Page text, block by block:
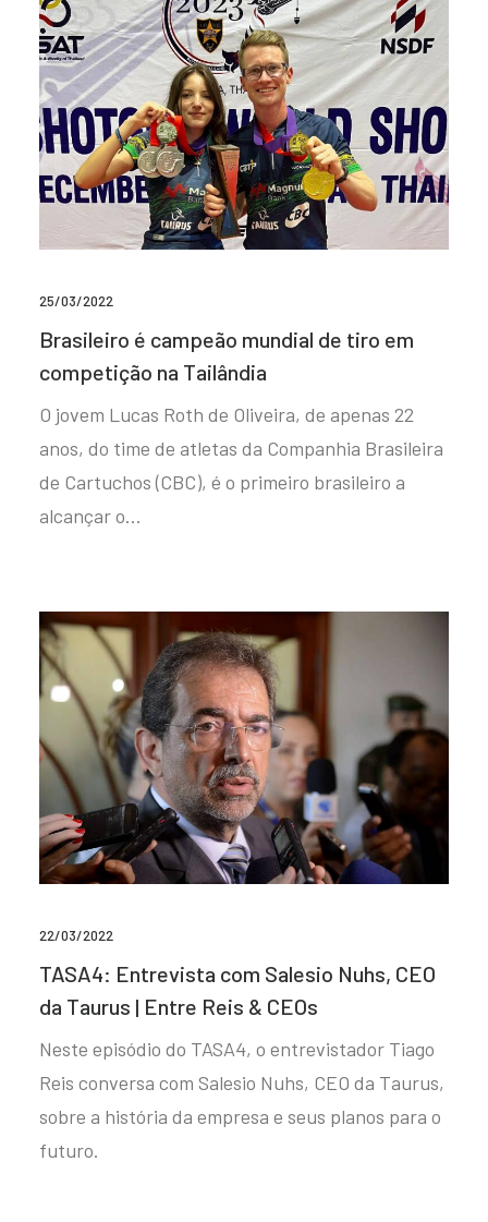
25/03/2022
Brasileiro é campeão mundial de tiro em
competição na Tailândia
O jovem Lucas Roth de Oliveira, de apenas 22
anos, do time de atletas da Companhia Brasileira
de Cartuchos (CBC), é o primeiro brasileiro a
alcançar o…
22/03/2022
TASA4: Entrevista com Salesio Nuhs, CEO
da Taurus | Entre Reis & CEOs
Neste episódio do TASA4, o entrevistador Tiago
Reis conversa com Salesio Nuhs, CEO da Taurus,
sobre a história da empresa e seus planos para o
futuro.